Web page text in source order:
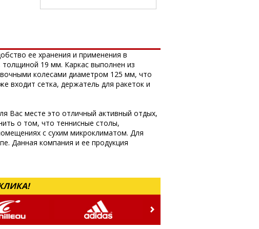
ее хранения и применения в
толщиной 19 мм. Каркас выполнен из
колесами диаметром 125 мм, что
входит сетка, держатель для ракеток и
Вас месте это отличный активный отдых,
о том, что теннисные столы,
с сухим микроклиматом. Для
Данная компания и ее продукция